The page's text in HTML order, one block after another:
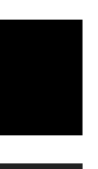
01:04